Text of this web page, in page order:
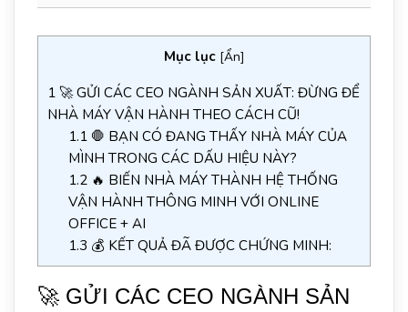
Mục lục [Ẩn]
1 🚀 GỬI CÁC CEO NGÀNH SẢN XUẤT: ĐỪNG ĐỂ
NHÀ MÁY VẬN HÀNH THEO CÁCH CŨ!
1.1🛑 BẠN CÓ ĐANG THẤY NHÀ MÁY CỦA
MÌNH TRONG CÁC DẤU HIỆU NÀY?
1.2🔥 BIẾN NHÀ MÁY THÀNH HỆ THỐNG
VẬN HÀNH THÔNG MINH VỚI ONLINE
OFFICE + AI
1.3 💰 KẾT QUẢ ĐÃ ĐƯỢC CHỨNG MINH:
🚀 GỬI CÁC CEO NGÀNH SẢN